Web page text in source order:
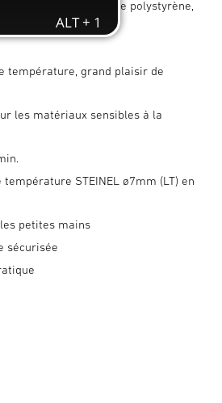
mains des enfants, le polystyrène,
température, grand plaisir de
les matériaux sensibles à la
STEINEL ø7mm (LT) en
petites mains
sécurisée